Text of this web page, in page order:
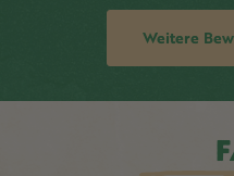
Weitere